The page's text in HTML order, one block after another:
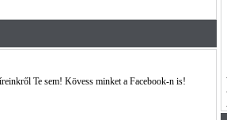
Te sem! Kövess minket a Facebook-n is!